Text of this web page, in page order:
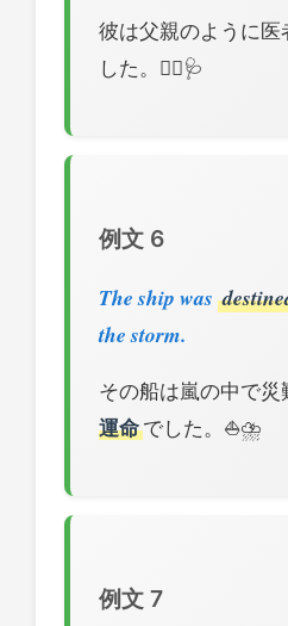
彼は父親のように医
した。👨‍⚕️🩺
例文 6
The ship was
the storm.
その船は嵐の中で災
運命 でした。⛵⛈️
例文 7